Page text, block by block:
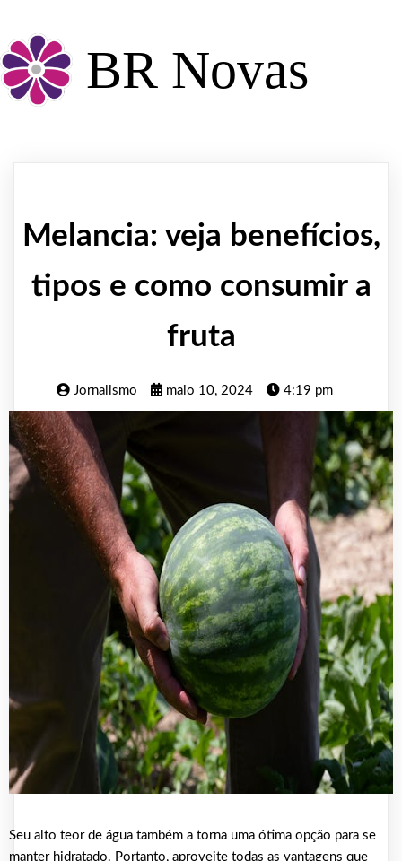
BR Novas
Melancia: veja benefícios,
tipos e como consumir a
fruta
Jornalismo maio 10, 2024 4:19 pm
Seu alto teor de água também a torna uma ótima opção para se
manter hidratado. Portanto, aproveite todas as vantagens que